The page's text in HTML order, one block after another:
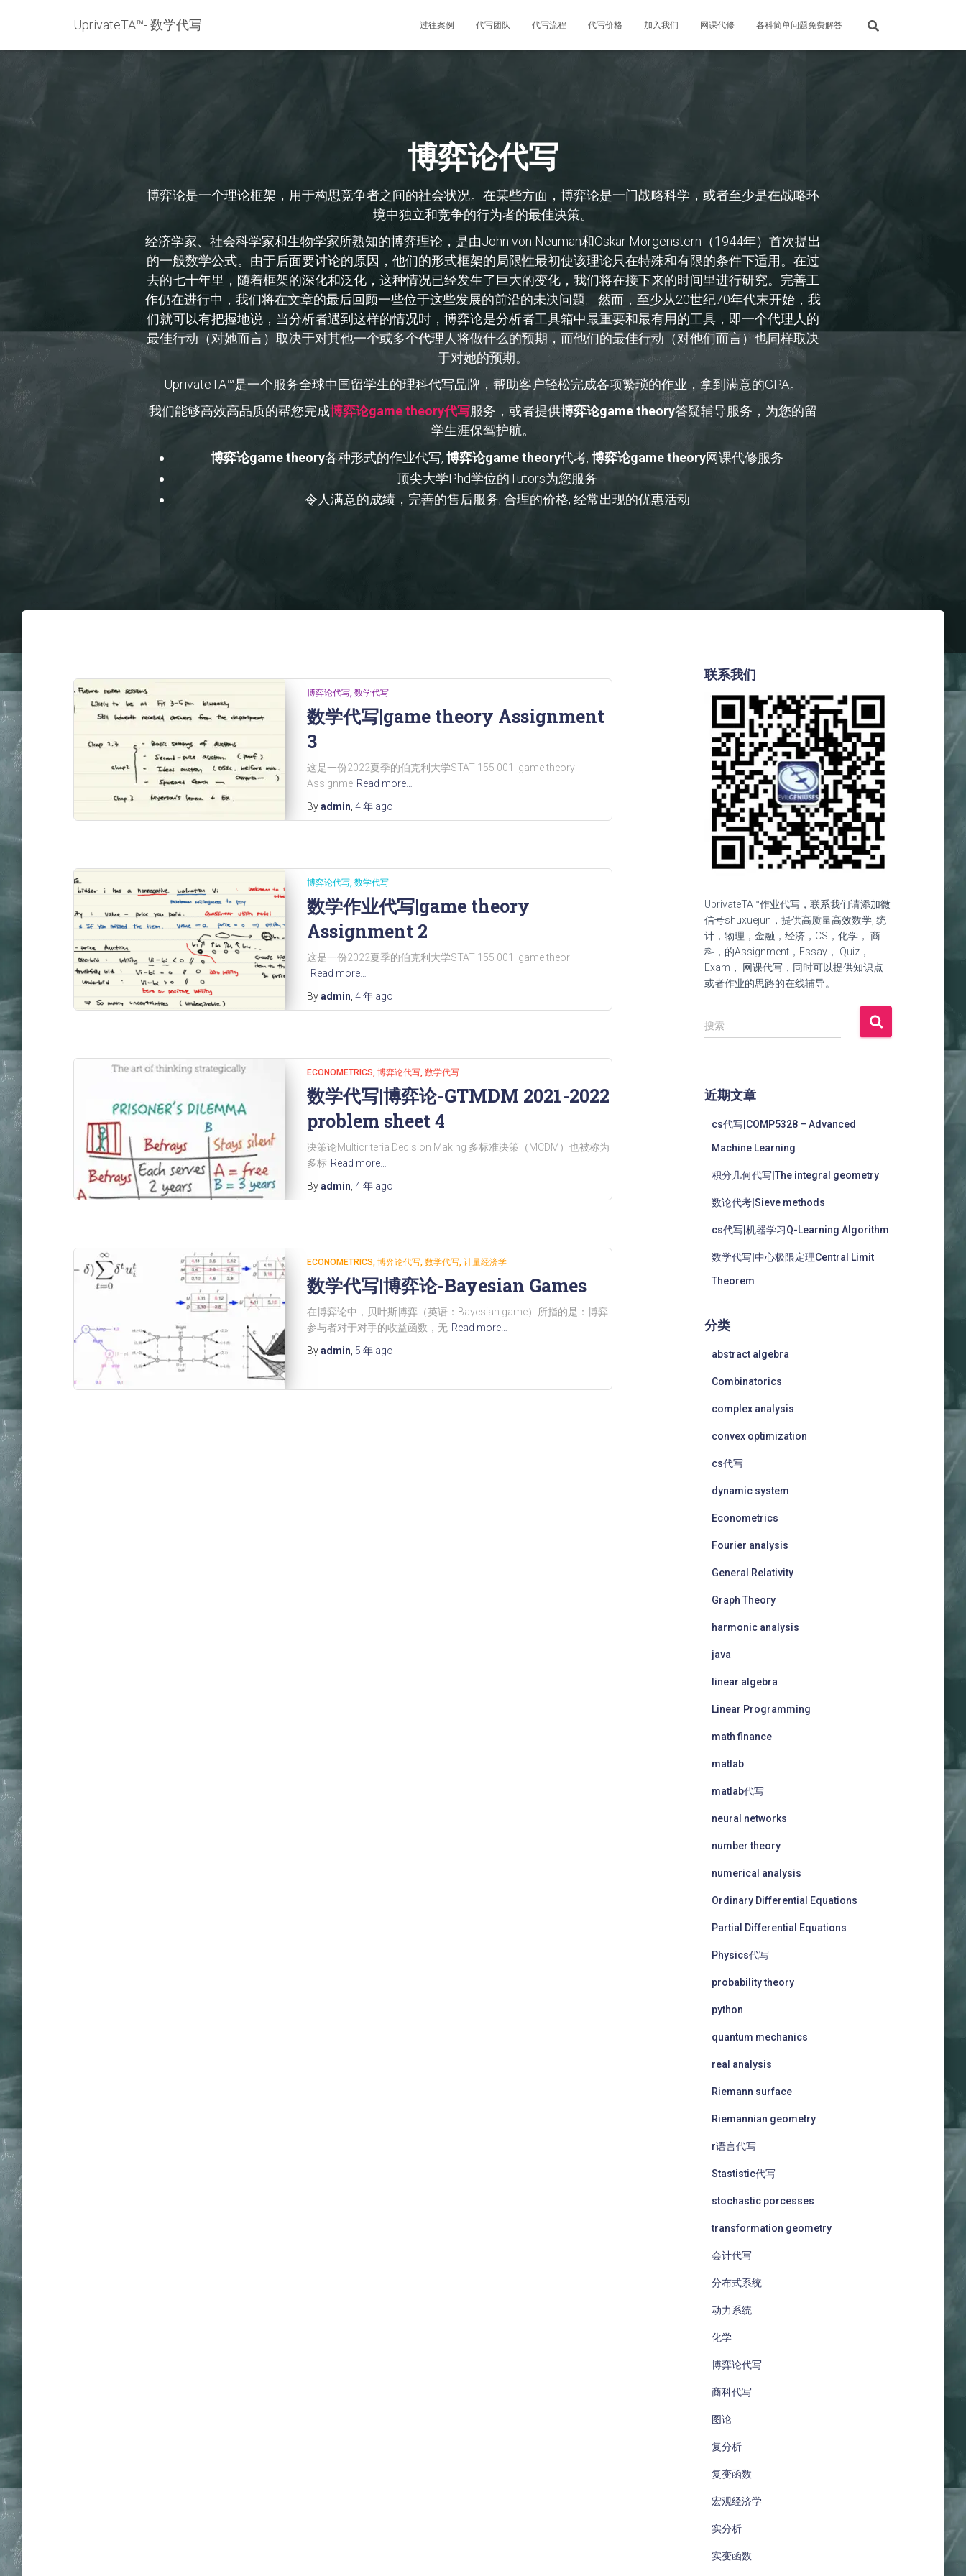
UprivateTA™- 数学代写 过往案例 代写团队 代写流程 代写价格 加入我们 网课代修 各科简单问题免费解答
博弈论代写
博弈论是一个理论框架，用于构思竞争者之间的社会状况。在某些方面，博弈论是一门战略科学，或者至少是在战略环
境中独立和竞争的行为者的最佳决策。
经济学家、社会科学家和生物学家所熟知的博弈理论，是由John von Neuman和Oskar Morgenstern（1944年）首次提出
的一般数学公式。由于后面要讨论的原因，他们的形式框架的局限性最初使该理论只在特殊和有限的条件下适用。在过
去的七十年里，随着框架的深化和泛化，这种情况已经发生了巨大的变化，我们将在接下来的时间里进行研究。完善工
作仍在进行中，我们将在文章的最后回顾一些位于这些发展的前沿的未决问题。然而，至少从20世纪70年代末开始，我
们就可以有把握地说，当分析者遇到这样的情况时，博弈论是分析者工具箱中最重要和最有用的工具，即一个代理人的
最佳行动（对她而言）取决于对其他一个或多个代理人将做什么的预期，而他们的最佳行动（对他们而言）也同样取决
于对她的预期。
UprivateTA™是一个服务全球中国留学生的理科代写品牌，帮助客户轻松完成各项繁琐的作业，拿到满意的GPA。
我们能够高效高品质的帮您完成博弈论game theory代写服务，或者提供博弈论game theory答疑辅导服务，为您的留
学生涯保驾护航。
博弈论game theory各种形式的作业代写,博弈论game theory代考,博弈论game theory网课代修服务
顶尖大学Phd学位的Tutors为您服务
令人满意的成绩，完善的售后服务, 合理的价格, 经常出现的优惠活动
博弈论代写 数学代写
数学代写|game theory Assignment
3
这是一份2022夏季的伯克利大学STAT 155 001 game theory
Assignme Read more…
Byadmin ,4 年 ago
博弈论代写 数学代写
数学作业代写|game theory
Assignment 2
这是一份2022夏季的伯克利大学STAT 155 001 game theor
Read more…
Byadmin ,4 年 ago
ECONOMETRICS 博弈论代写 数学代写
数学代写|博弈论-GTMDM 2021-2022
problem sheet 4
决策论Multicriteria Decision Making 多标准决策（MCDM）也被称为
多标 Read more…
Byadmin ,4 年 ago
ECONOMETRICS 博弈论代写 数学代写 计量经济学
数学代写|博弈论-Bayesian Games
在博弈论中，贝叶斯博弈（英语：Bayesian game）所指的是：博弈
参与者对于对手的收益函数，无 Read more…
Byadmin 5 年 ago
联系我们
UprivateTA™作业代写，联系我们请添加微
信号shuxuejun，提供高质量高效数学, 统
计，物理，金融，经济，CS，化学， 商
科，的Assignment，Essay， Quiz，
Exam， 网课代写，同时可以提供知识点
或者作业的思路的在线辅导。
搜索…
近期文章
cs代写|COMP5328 – Advanced
Machine Learning
积分几何代写|The integral geometry
数论代考|Sieve methods
cs代写|机器学习Q-Learning Algorithm
数学代写|中心极限定理Central Limit
Theorem
分类
abstract algebra
Combinatorics
complex analysis
convex optimization
cs代写
dynamic system
Econometrics
Fourier analysis
General Relativity
Graph Theory
harmonic analysis
java
linear algebra
Linear Programming
math finance
matlab
matlab代写
neural networks
number theory
numerical analysis
Ordinary Differential Equations
Partial Differential Equations
Physics代写
probability theory
python
quantum mechanics
real analysis
Riemann surface
Riemannian geometry
r语言代写
Stastistic代写
stochastic porcesses
transformation geometry
会计代写
分布式系统
动力系统
化学
博弈论代写
商科代写
图论
复分析
复变函数
宏观经济学
实分析
实变函数